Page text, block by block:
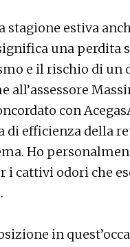
estiva
una perdita
e il rischio di un
all’assessore
con
efficienza della
Ho
i cattivi odori che
in